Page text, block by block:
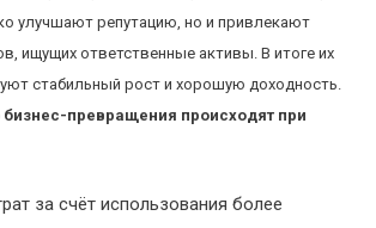
улучшают репутацию, но и привлекают
ищущих ответственные активы. В итоге их
стабильный рост и хорошую доходность.
превращения происходят при
за счёт использования более